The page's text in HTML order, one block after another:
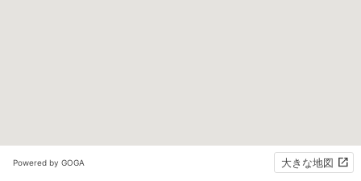
Powered by GOGA 大きな地図